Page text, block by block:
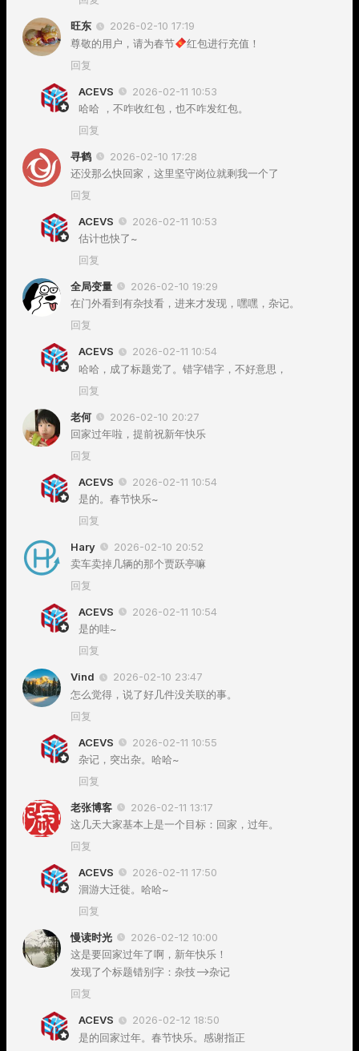
旺东
2026-02-10 17:19
尊敬的用户，请为春节
红包进行充值！
回复
ACEVS
2026-02-11 10:53
哈哈 ，不咋收红包，也不咋发红包。
回复
寻鹤
2026-02-10 17:28
还没那么快回家，这里坚守岗位就剩我一个了
回复
ACEVS
2026-02-11 10:53
估计也快了~
回复
全局变量
2026-02-10 19:29
在门外看到有杂技看，进来才发现，嘿嘿，杂记。
回复
ACEVS
2026-02-11 10:54
哈哈，成了标题党了。错字错字，不好意思，
回复
老何
2026-02-10 20:27
回家过年啦，提前祝新年快乐
回复
ACEVS
2026-02-11 10:54
是的。春节快乐~
回复
Hary
2026-02-10 20:52
卖车卖掉几辆的那个贾跃亭嘛
回复
ACEVS
2026-02-11 10:54
是的哇~
回复
Vind
2026-02-10 23:47
怎么觉得，说了好几件没关联的事。
回复
ACEVS
2026-02-11 10:55
杂记，突出杂。哈哈~
回复
老张博客
2026-02-11 13:17
这几天大家基本上是一个目标：回家，过年。
回复
ACEVS
2026-02-11 17:50
洄游大迁徙。哈哈~
回复
慢读时光
2026-02-12 10:00
这是要回家过年了啊，新年快乐！
发现了个标题错别字：杂技—>杂记
回复
ACEVS
2026-02-12 18:50
是的回家过年。春节快乐。感谢指正